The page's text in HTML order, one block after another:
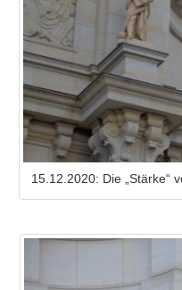
15.12.2020: Die „Stärke“